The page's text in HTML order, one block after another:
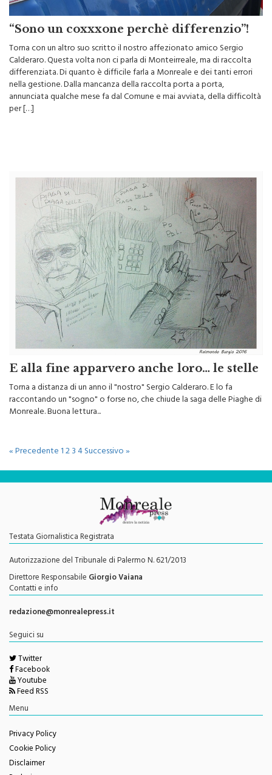
“Sono un coxxxone perchè differenzio”!
Torna con un altro suo scritto il nostro affezionato amico Sergio
Calderaro. Questa volta non ci parla di Monteirreale, ma di raccolta
differenziata. Di quanto è difficile farla a Monreale e dei tanti errori
nella gestione. Dalla mancanza della raccolta porta a porta,
annunciata qualche mese fa dal Comune e mai avviata, della difficoltà
E alla fine apparvero anche loro… le stelle
Torna a distanza di un anno il "nostro" Sergio Calderaro. E lo fa
raccontando un "sogno" o forse no, che chiude la saga delle Piaghe di
« Precedente1234Successivo »
Testata Giornalistica Registrata
Autorizzazione del Tribunale di Palermo N. 621/2013
Direttore ResponsabileGiorgio Vaiana
Contatti e info
redazione@monrealepress.it
Seguici su
Twitter
Facebook
Youtube
Feed RSS
Privacy Policy
Cookie Policy